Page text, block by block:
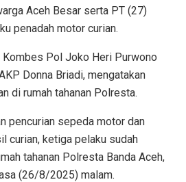
Aceh Besar serta PT (27)
penadah motor curian.
Kombes Pol Joko Heri Purwono
Donna Briadi, mengatakan
di rumah tahanan Polresta.
pencurian sepeda motor dan
curian, ketiga pelaku sudah
tahanan Polresta Banda Aceh,
(26/8/2025) malam.